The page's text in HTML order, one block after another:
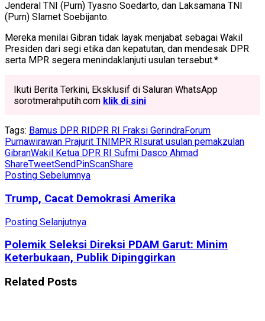
Jenderal TNI (Purn) Tyasno Soedarto, dan Laksamana TNI
(Purn) Slamet Soebijanto.
Mereka menilai Gibran tidak layak menjabat sebagai Wakil
Presiden dari segi etika dan kepatutan, dan mendesak DPR
serta MPR segera menindaklanjuti usulan tersebut.*
Ikuti Berita Terkini, Eksklusif di Saluran WhatsApp
sorotmerahputih.com klik di sini
Tags: Bamus DPR RIDPR RI Fraksi GerindraForum
Purnawirawan Prajurit TNIMPR RIsurat usulan pemakzulan
GibranWakil Ketua DPR RI Sufmi Dasco Ahmad
ShareTweetSendPinScanShare
Posting Sebelumnya
Trump, Cacat Demokrasi Amerika
Posting Selanjutnya
Polemik Seleksi Direksi PDAM Garut: Minim
Keterbukaan, Publik Dipinggirkan
Related Posts